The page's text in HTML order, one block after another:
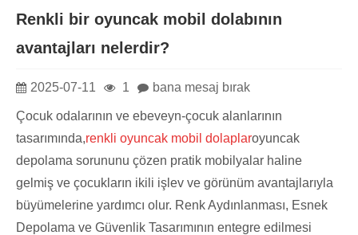
Renkli bir oyuncak mobil dolabının
avantajları nelerdir?
2025-07-11 1 bana mesaj bırak
Çocuk odalarının ve ebeveyn-çocuk alanlarının
tasarımında,renkli oyuncak mobil dolaplaroyuncak
depolama sorununu çözen pratik mobilyalar haline
gelmiş ve çocukların ikili işlev ve görünüm avantajlarıyla
büyümelerine yardımcı olur. Renk Aydınlanması, Esnek
Depolama ve Güvenlik Tasarımının entegre edilmesi